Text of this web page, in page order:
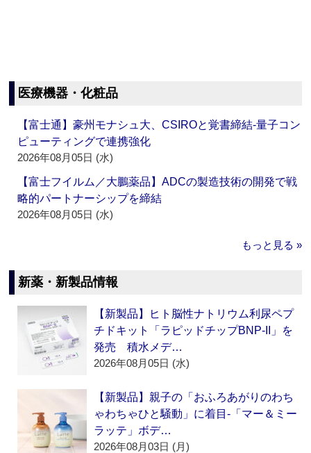
医療機器・化粧品
【富士通】豪州モナシュ大、CSIROと覚書締結‐量子コン
ピューティングで連携強化
2026年08月05日 (水)
【富士フイルム／大鵬薬品】ADCの製造技術の開発で戦
略的パートナーシップを締結
2026年08月05日 (水)
もっと見る »
新薬・新製品情報
【新製品】ヒト脳性ナトリウム利尿ペプ
チドキット「ラピッドチップBNP-II」を
発売 積水メデ…
2026年08月05日 (水)
【新製品】親子の「おふろあがりのわち
ゃわちゃひと騒動」に着目‐「マー＆ミー
ラッテ」ボデ…
2026年08月03日 (月)